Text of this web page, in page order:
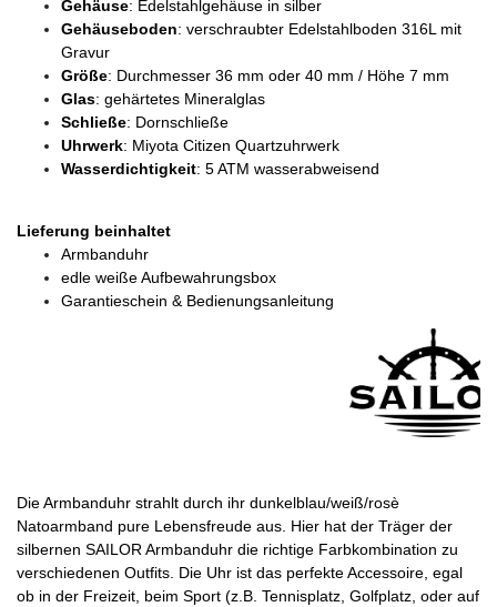
Gehäuse: Edelstahlgehäuse in silber
Gehäuseboden: verschraubter Edelstahlboden 316L mit
Gravur
Größe: Durchmesser 36 mm oder 40 mm / Höhe 7 mm
Glas: gehärtetes Mineralglas
Schließe: Dornschließe
Uhrwerk: Miyota Citizen Quartzuhrwerk
Wasserdichtigkeit: 5 ATM wasserabweisend
Lieferung beinhaltet
Armbanduhr
edle weiße Aufbewahrungsbox
Garantieschein & Bedienungsanleitung
Die Armbanduhr strahlt durch ihr dunkelblau/weiß/rosè
Natoarmband pure Lebensfreude aus. Hier hat der Träger der
silbernen SAILOR Armbanduhr die richtige Farbkombination zu
verschiedenen Outfits. Die Uhr ist das perfekte Accessoire, egal
ob in der Freizeit, beim Sport (z.B. Tennisplatz, Golfplatz, oder auf